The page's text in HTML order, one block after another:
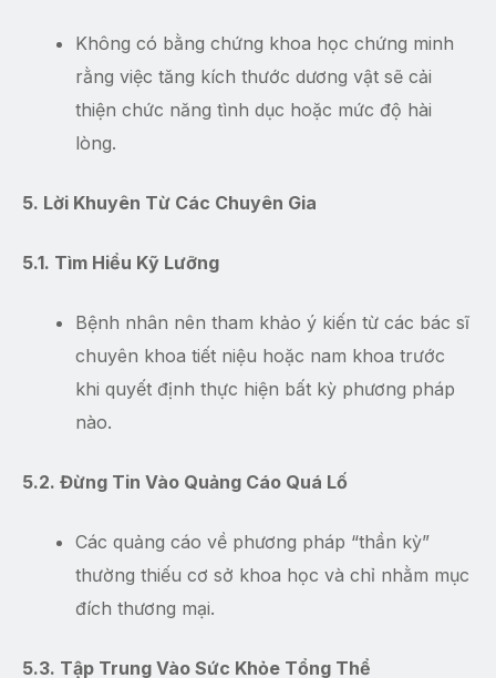
Không có bằng chứng khoa học chứng minh
rằng việc tăng kích thước dương vật sẽ cải
thiện chức năng tình dục hoặc mức độ hài
lòng.
5. Lời Khuyên Từ Các Chuyên Gia
5.1. Tìm Hiểu Kỹ Lưỡng
Bệnh nhân nên tham khảo ý kiến từ các bác sĩ
chuyên khoa tiết niệu hoặc nam khoa trước
khi quyết định thực hiện bất kỳ phương pháp
nào.
5.2. Đừng Tin Vào Quảng Cáo Quá Lố
Các quảng cáo về phương pháp “thần kỳ”
thường thiếu cơ sở khoa học và chỉ nhằm mục
đích thương mại.
5.3. Tập Trung Vào Sức Khỏe Tổng Thể